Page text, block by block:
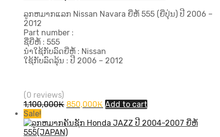
ລູກຫມາກແລກ Nissan Navara ຍີ່ຫໍ້ 555 (ຍີ່ປຸ່ນ) ປີ 2006 –
2012
Part number :
ຊື່ຍີ່ຫໍ້ : 555
ນຳໃຊ້ກັບລົດຍີ່ຫໍ້ : Nissan
ໃຊ້ກັບລົດລຸ້ນ : ປີ​ 2006 – 2012
(0 reviews)
1,100,000₭ Original
was:
1,100,000₭.
850,000₭ Current
is:
Add to cart
Sale!